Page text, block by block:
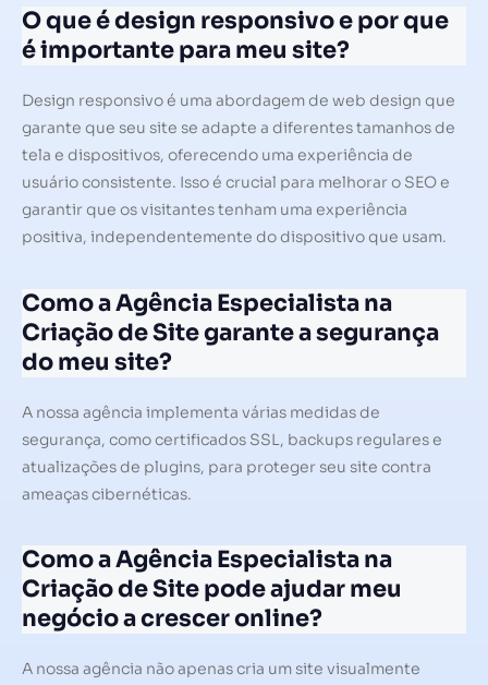
O que é design responsivo e por que
é importante para meu site?
Design responsivo é uma abordagem de web design que
garante que seu site se adapte a diferentes tamanhos de
tela e dispositivos, oferecendo uma experiência de
usuário consistente. Isso é crucial para melhorar o SEO e
garantir que os visitantes tenham uma experiência
positiva, independentemente do dispositivo que usam.
Como a Agência Especialista na
Criação de Site garante a segurança
do meu site?
A nossa agência implementa várias medidas de
segurança, como certificados SSL, backups regulares e
atualizações de plugins, para proteger seu site contra
ameaças cibernéticas.
Como a Agência Especialista na
Criação de Site pode ajudar meu
negócio a crescer online?
A nossa agência não apenas cria um site visualmente